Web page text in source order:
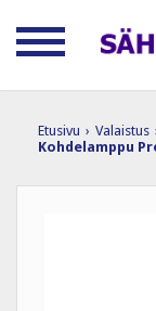
Etusivu › Valaistus
Kohdelamppu